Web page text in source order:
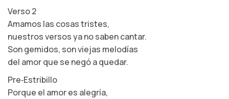
Verso 2
Amamos las cosas tristes,
nuestros versos ya no saben cantar.
Son gemidos, son viejas melodías
del amor que se negó a quedar.
Pre‑Estribillo
Porque el amor es alegría,